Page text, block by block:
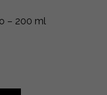
– 200 ml